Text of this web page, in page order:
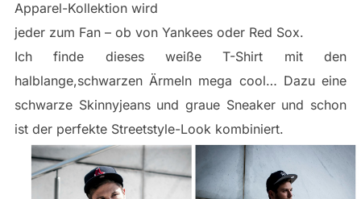
Apparel-Kollektion wird
jeder zum Fan – ob von Yankees oder Red Sox.
Ich finde dieses weiße T-Shirt mit den
halblange,schwarzen Ärmeln mega cool… Dazu eine
schwarze Skinnyjeans und graue Sneaker und schon
ist der perfekte Streetstyle-Look kombiniert.